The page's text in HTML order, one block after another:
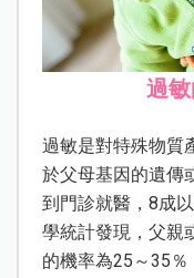
過
過敏是對特殊物質
於父母基因的遺傳
到門診就醫，8成
學統計發現，父親
的機率為25～35